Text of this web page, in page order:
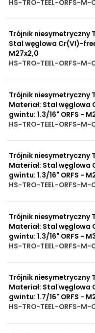
HS-TRO-TEEL-ORFS-M-
Trójnik niesymetryczny
Stal węglowa Cr(VI)-
M27x2,0
HS-TRO-TEEL-ORFS-M-
Trójnik niesymetryczny
Materiał: Stal węglowa
gwintu: 1.3/16" ORFS -
HS-TRO-TEEL-ORFS-M-
Trójnik niesymetryczny
Materiał: Stal węglowa
gwintu: 1.3/16" ORFS -
HS-TRO-TEEL-ORFS-
Trójnik niesymetryczny
Materiał: Stal węglowa
gwintu: 1.3/16" ORFS -
HS-TRO-TEEL-ORFS-
Trójnik niesymetryczny
Materiał: Stal węglowa
gwintu: 1.7/16" ORFS -
HS-TRO-TEEL-ORFS-